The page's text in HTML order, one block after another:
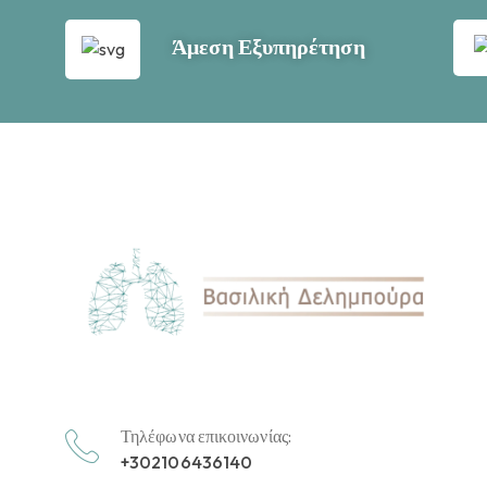
Άμεση Εξυπηρέτηση
Τηλέφωνα επικοινωνίας:
+302106436140